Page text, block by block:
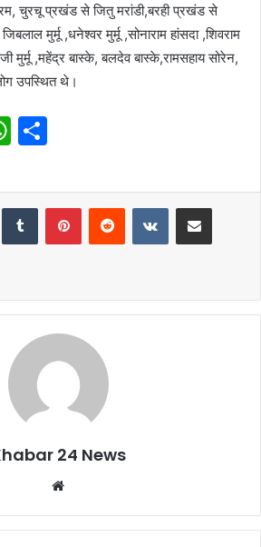
चुरचू प्रखंड से जितु मरांडी,बरही प्रखंड से
मुर्मू ,धनेश्वर मुर्मू ,सोनाराम हांसदा ,शिवराम
मुर्मू ,महेंद्र बास्के, बलदेव बास्के,रामसहाय सोरेन,
उपस्थित थे।
W
at
s
A
p
ar
e
Tumblr PinterestReddit VKontakteShare via Email
24 News